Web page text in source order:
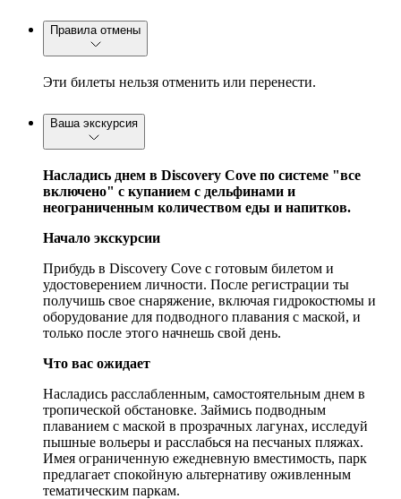
Правила отмены
Эти билеты нельзя отменить или перенести.
Ваша экскурсия
Насладись днем в Discovery Cove по системе "все
включено" с купанием с дельфинами и
неограниченным количеством еды и напитков.
Начало экскурсии
Прибудь в Discovery Cove с готовым билетом и
удостоверением личности. После регистрации ты
получишь свое снаряжение, включая гидрокостюмы и
оборудование для подводного плавания с маской, и
только после этого начнешь свой день.
Что вас ожидает
Насладись расслабленным, самостоятельным днем в
тропической обстановке. Займись подводным
плаванием с маской в прозрачных лагунах, исследуй
пышные вольеры и расслабься на песчаных пляжах.
Имея ограниченную ежедневную вместимость, парк
предлагает спокойную альтернативу оживленным
тематическим паркам.